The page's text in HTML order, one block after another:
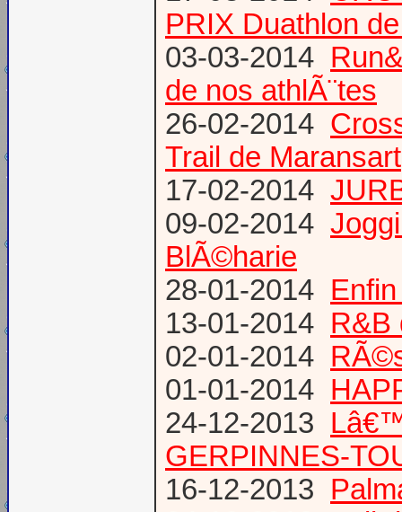
PRIX Duathlon
03-03-2014
de nos athlÃ¨tes
26-02-2014
Trail de Maransart
17-02-2014
09-02-2014
BlÃ©harie
28-01-2014
13-01-2014 R&B
02-01-2014
01-01-2014
24-12-2013
GERPINNES-
16-12-2013